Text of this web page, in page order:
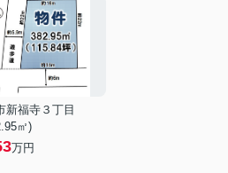
新福寺３丁目
㎡)
万円